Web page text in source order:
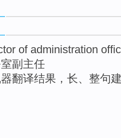
of administration
副主任
翻译结果，长、整句